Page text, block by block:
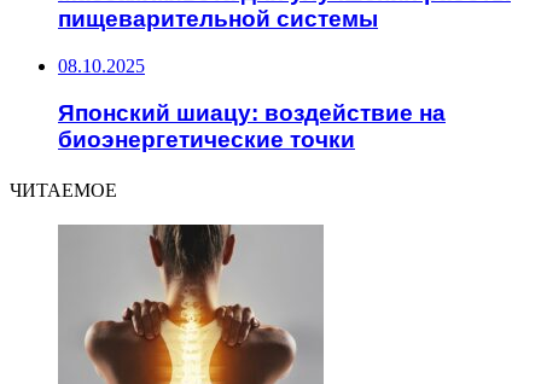
пищеварительной системы
08.10.2025
Японский шиацу: воздействие на
биоэнергетические точки
ЧИТАЕМОЕ